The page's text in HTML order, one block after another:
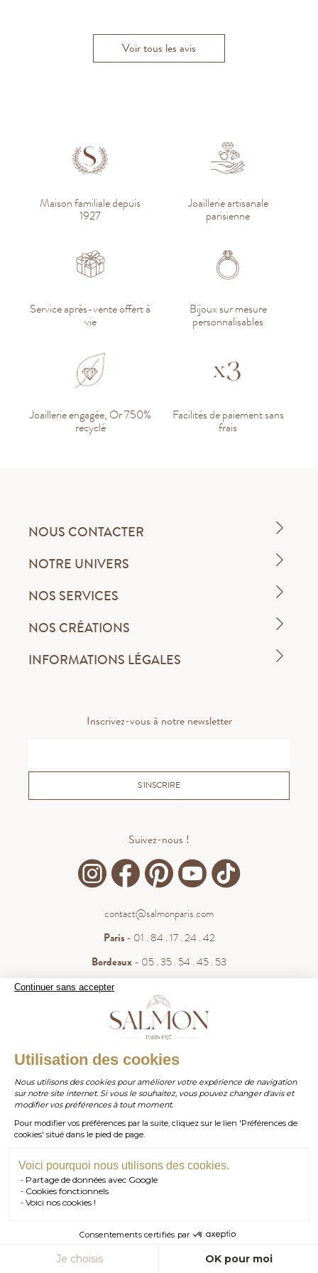
Continuer sans accepter
Utilisation des cookies
Nous utilisons des cookies pour améliorer votre expérience de navigation
sur notre site internet. Si vous le souhaitez, vous pouvez changer d'avis et
modifier vos préférences à tout moment.
Pour modifier vos préférences par la suite, cliquez sur le lien 'Préférences de
cookies' situé dans le pied de page.
Voici pourquoi nous utilisons des cookies.
Partage de données avec Google
Cookies fonctionnels
Voici nos cookies !
Consentements certifiés par
Je choisis OK pour moi
WHATSAPP
E-MAIL contact@salmonparis.com
TÉL PARIS
RDV SHOWROOM
RDV TÉLÉPHONIQUE
Voir tous les avis
Maison familiale depuis
1927
Joaillerie artisanale
parisienne
Service après-vente offert à
vie
Bijoux sur mesure
personnalisables
Joaillerie engagée, Or 750%
recyclé
Facilités de paiement sans
frais
NOUS CONTACTER
NOTRE UNIVERS
NOS SERVICES
NOS CRÉATIONS
INFORMATIONS LÉGALES
Inscrivez-vous à notre newsletter
S'INSCRIRE
Suivez-nous !
contact@salmonparis.com
Paris- 01 . 84 . 17 . 24 . 42
Bordeaux- 05 . 35 . 54 . 45 . 53
WhatsApp
Paiement sécurisé
© Salmon Paris 2026 — Tous droits réservés.
AJOUTER AU PANIER